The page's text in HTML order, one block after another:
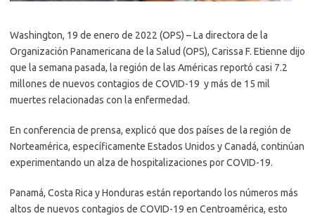
Washington, 19 de enero de 2022 (OPS) – La directora de la
Organización Panamericana de la Salud (OPS), Carissa F. Etienne dijo
que la semana pasada, la región de las Américas reportó casi 7.2
millones de nuevos contagios de COVID-19 y más de 15 mil
muertes relacionadas con la enfermedad.
En conferencia de prensa, explicó que dos países de la región de
Norteamérica, específicamente Estados Unidos y Canadá, continúan
experimentando un alza de hospitalizaciones por COVID-19.
Panamá, Costa Rica y Honduras están reportando los números más
altos de nuevos contagios de COVID-19 en Centroamérica, esto